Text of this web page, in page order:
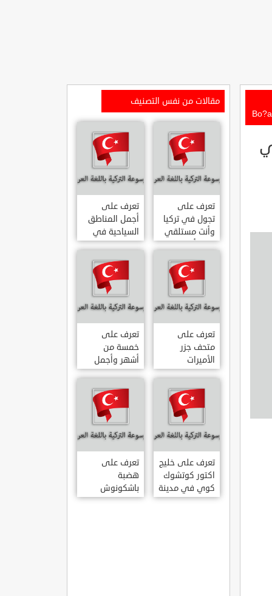
مقالات من نفس التصنيف
تعرف على
تجول في تركيا
وأنت مستلقي
على أريكتك
..السياحة
الافتراضية.
تعرف على
أجمل المناطق
السياحية في
اسطنبول
المشهورة في
تعرف على
متحف جزر
الأميرات
ADALAR
MÜZESI
تعرف على
خمسة من
أشهر وأجمل
قصور اسطنبول
تعرف على خليج
اكتور كوتشوك
كوي في مدينة
داتشا الساحلية
تعرف على
هضبة
باشكونوش
الطبيعية في